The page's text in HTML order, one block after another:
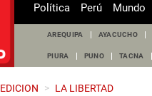
Política Perú Mundo
AREQUIPA AYACUCHO
PIURA PUNO TACNA
EDICION > LA LIBERTAD